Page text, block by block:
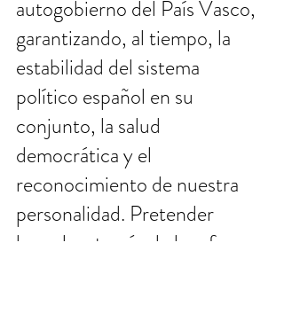
autogobierno del País Vasco,
garantizando, al tiempo, la
estabilidad del sistema
político español en su
conjunto, la salud
democrática y el
reconocimiento de nuestra
personalidad. Pretender
hacerlo a través de la reforma